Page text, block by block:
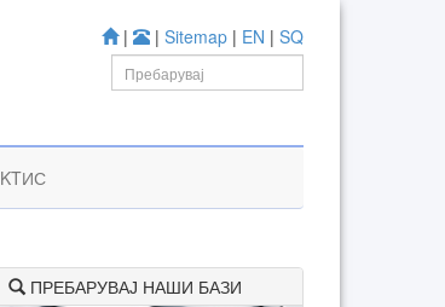
| | Sitemap | EN | SQ
KTИС
ПРЕБАРУВАЈ НАШИ БАЗИ